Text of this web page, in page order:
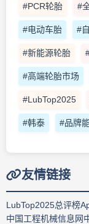
#PCR轮胎 #
#电动车胎 #
#新能源轮胎
#高端轮胎市场
#LubTop2025
#韩泰 #品牌
友情链接
LubTop2025总评榜
中国工程机械信息网